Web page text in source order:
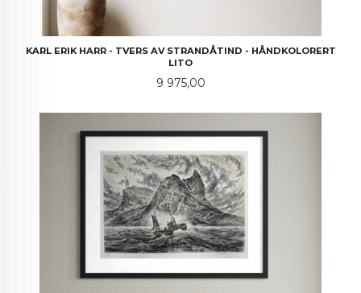
KARL ERIK HARR - TVERS AV STRANDÅTIND - HÅNDKOLORERT
LITO
Pris
9 975,00